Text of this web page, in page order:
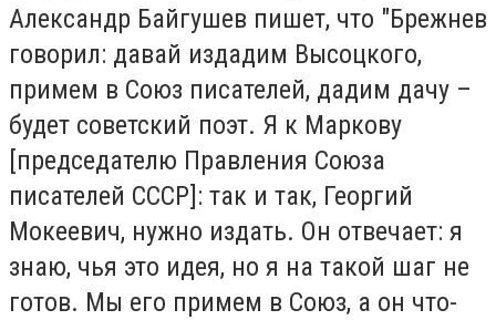
Александр Байгушев пишет, что "Брежнев
говорил: давай издадим Высоцкого,
примем в Союз писателей, дадим дачу –
будет советский поэт. Я к Маркову
[председателю Правления Союза
писателей СССР]: так и так, Георгий
Мокеевич, нужно издать. Он отвечает: я
знаю, чья это идея, но я на такой шаг не
готов. Мы его примем в Союз, а он что-